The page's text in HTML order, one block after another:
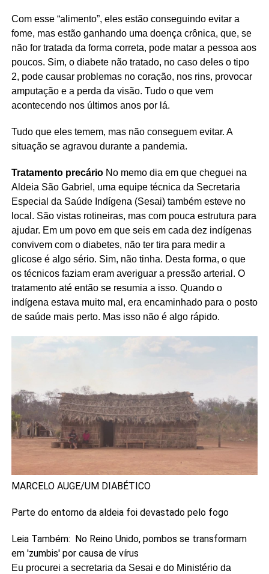
Com esse “alimento”, eles estão conseguindo evitar a
fome, mas estão ganhando uma doença crônica, que, se
não for tratada da forma correta, pode matar a pessoa aos
poucos. Sim, o diabete não tratado, no caso deles o tipo
2, pode causar problemas no coração, nos rins, provocar
amputação e a perda da visão. Tudo o que vem
acontecendo nos últimos anos por lá.
Tudo que eles temem, mas não conseguem evitar. A
situação se agravou durante a pandemia.
Tratamento precárioNo memo dia em que cheguei na
Aldeia São Gabriel, uma equipe técnica da Secretaria
Especial da Saúde Indígena (Sesai) também esteve no
local. São vistas rotineiras, mas com pouca estrutura para
ajudar. Em um povo em que seis em cada dez indígenas
convivem com o diabetes, não ter tira para medir a
glicose é algo sério. Sim, não tinha. Desta forma, o que
os técnicos faziam eram averiguar a pressão arterial. O
tratamento até então se resumia a isso. Quando o
indígena estava muito mal, era encaminhado para o posto
de saúde mais perto. Mas isso não é algo rápido.
MARCELO AUGE/UM DIABÉTICO
Parte do entorno da aldeia foi devastado pelo fogo
Leia Também: No Reino Unido, pombos se transformam
em 'zumbis' por causa de vírus
Eu procurei a secretaria da Sesai e do Ministério da